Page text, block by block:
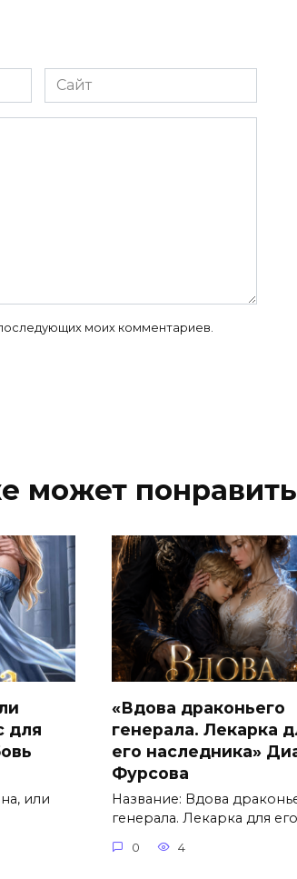
Сайт
моих комментариев.
может
для
или
«Вдова драконьего
генерала. Лекарка
его наследника»
Фурсова
Название: Вдова
генерала. Лекарка для его
0 4